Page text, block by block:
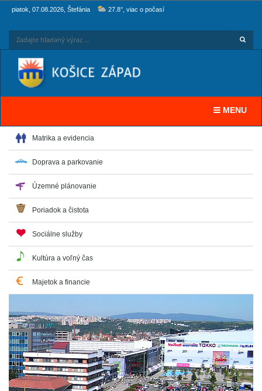
piatok, 07.08.2026, Štefánia 27.8°, viac o počasí
Toggle
MENU
Matrika a evidencia
Doprava a parkovanie
Územné plánovanie
Poriadok a čistota
Sociálne služby
Kultúra a voľný čas
Majetok a financie